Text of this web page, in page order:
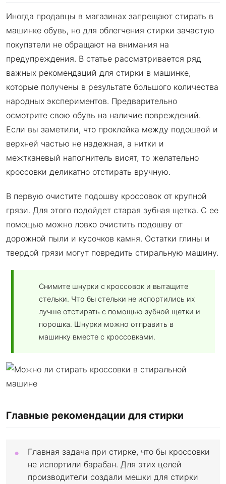
Иногда продавцы в магазинах запрещают стирать в
машинке обувь, но для облегчения стирки зачастую
покупатели не обращают на внимания на
предупреждения. В статье рассматривается ряд
важных рекомендаций для стирки в машинке,
которые получены в результате большого количества
народных экспериментов. Предварительно
осмотрите свою обувь на наличие повреждений.
Если вы заметили, что проклейка между подошвой и
верхней частью не надежная, а нитки и
межтканевый наполнитель висят, то желательно
кроссовки деликатно отстирать вручную.
В первую очистите подошву кроссовок от крупной
грязи. Для этого подойдет старая зубная щетка. С ее
помощью можно ловко очистить подошву от
дорожной пыли и кусочков камня. Остатки глины и
твердой грязи могут повредить стиральную машину.
Снимите шнурки с кроссовок и вытащите
стельки. Что бы стельки не испортились их
лучше отстирать с помощью зубной щетки и
порошка. Шнурки можно отправить в
машинку вместе с кроссовками.
Главные рекомендации для стирки
Главная задача при стирке, что бы кроссовки
не испортили барабан. Для этих целей
производители создали мешки для стирки